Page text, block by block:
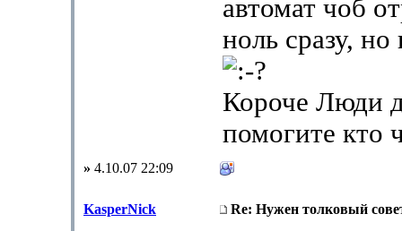
автомат чоб
ноль сразу,
Короче Люди
помогите кто
» 4.10.07 22:09
KasperNick Re: Нужен толковый